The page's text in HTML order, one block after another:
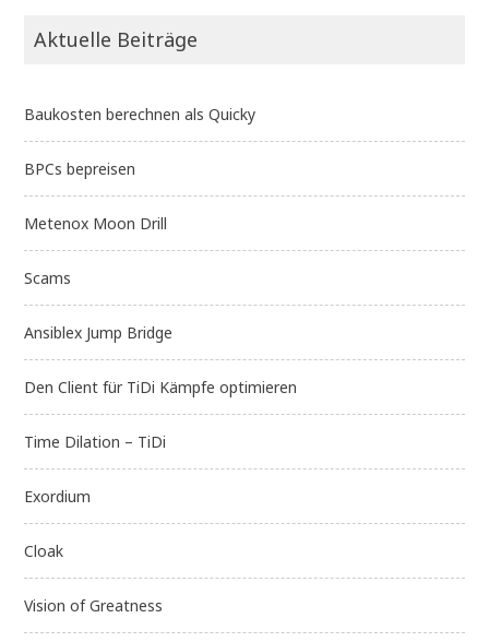
Aktuelle Beiträge
Baukosten berechnen als Quicky
BPCs bepreisen
Metenox Moon Drill
Scams
Ansiblex Jump Bridge
Den Client für TiDi Kämpfe optimieren
Time Dilation – TiDi
Exordium
Cloak
Vision of Greatness